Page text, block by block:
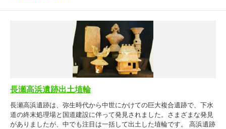
長瀬高浜遺跡出土埴輪
長瀬高浜遺跡は、弥生時代から中世にかけての巨大複合遺跡で、下水
道の終末処理場と国道建設に伴って発見されました。さまざまな発見
がありましたが、中でも注目は一括して出土した埴輪です。 高浜遺跡